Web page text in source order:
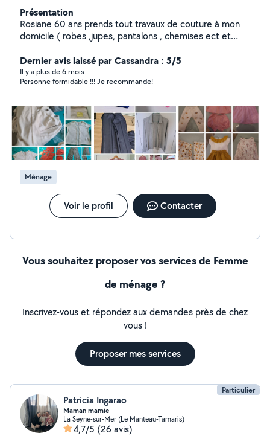
Présentation
Rosiane 60 ans prends tout travaux de couture à mon
domicile ( robes ,jupes, pantalons , chemises ect et
fermetures éclair et accessoires...) n'hésitez pas à me
contacter pour plus de renseignements. Plus heures de
ménages, aide aux personnes âgés ( courses , ménages
Dernier avis laissé par Cassandra : 5/5
Il y a plus de 6 mois
Personne formidable !!! Je recommande!
Ménage
Voir le profil Contacter
Vous souhaitez proposer vos services de Femme
de ménage ?
Inscrivez-vous et répondez aux demandes près de chez
vous !
Proposer mes services
Particulier
Patricia Ingarao
Maman mamie
La Seyne-sur-Mer (Le Manteau-Tamaris)
4,7/5 (26 avis)